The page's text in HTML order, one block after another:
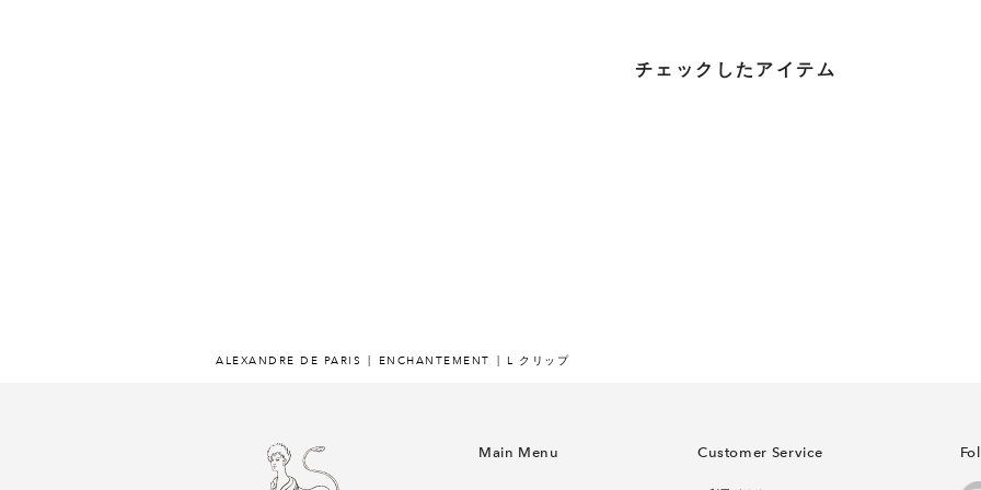
チェックしたアイテム
ALEXANDRE DE PARIS ENCHANTEMENT L クリップ
Main Menu Customer Service